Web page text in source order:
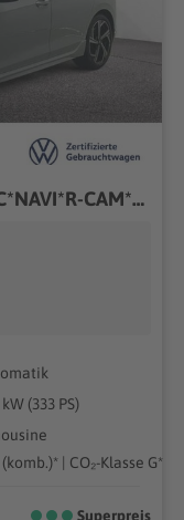
VW Golf R *LED*PANO*ACC*DCC*NAVI*R-CAM*SHZ*ALU18*
(333 PS)
| CO₂-Klasse G*
Superpreis